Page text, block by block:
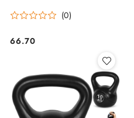
ModernHome (0)
Cena:
66.70